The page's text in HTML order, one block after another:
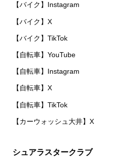
【バイク】Instagram
【バイク】X
【バイク】TikTok
【自転車】YouTube
【自転車】Instagram
【自転車】X
【自転車】TikTok
【カーウォッシュ大井】X
シュアラスタークラブ